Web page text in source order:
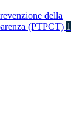
della
(PTPCT) 1